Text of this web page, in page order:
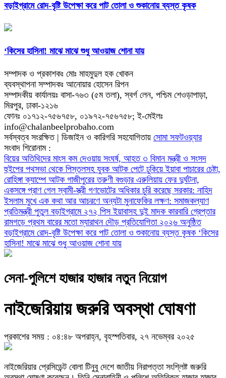
বড়াইগ্রামে রোদ-বৃষ্টি উপেক্ষা করে পাট তোলা ও শুকানোয় ব্যস্ত কৃষক
‘কিসের হাসিনা! মাঝে মাঝে শুধু আওয়াজ শোনা যায়
সম্পাদক ও প্রকাশকঃ মোঃ মাহমুদুল হক খোকন
ব্যবস্থাপনা সম্পাদকঃ আনোয়ার হোসেন রিপন
সম্পাদকীয় কার্যালয়ঃ বাসা-৭৬৩ (৫ম তলা), স্বর্গ লেন, পশ্চিম শেওড়াপাড়া,
মিরপুর, ঢাকা-১২১৬
ফোনঃ ০১৭১২-৭৫৬৭৫৮, ০১৯৭২-৭৫৬৭৫৮; ই-মেইলঃ
info@chalanbeelprobaho.com
সর্বস্বত্ব সংরক্ষিত | ডিজাইন ও কারিগরি সহযোগিতায় সোমা সফটওয়্যার
সংবাদ শিরোনাম :
বিয়ের অতিথিদের মাংস কম দেওয়ায় সংঘর্ষ, আহত ৩ বিমান মন্ত্রী ও সংসদ
হুইপের পথসভা থেকে পিস্তলসহ যুবক আটক পেটে ঢুকিয়ে ইয়াবা পাচারের চেষ্টা,
রোহিঙ্গা ক্যাম্পে আটক গাজীপুরের তরুণী বগুড়ার এরুলিয়ায় ফের দুর্ঘটনা,
একসঙ্গে প্রাণ গেল স্বামী-স্ত্রী গণভোটের অধিকার চুরি করেছে সরকার: নাহিদ
ইসলাম মুখে এক কথা আর আচরণে অন্যটা মুনাফেকির লক্ষণ: সমাজকল্যাণ
প্রতিমন্ত্রী পুতুল বড়াইগ্রামে ২৭২ পিস ইয়াবাসহ দুই মাদক কারবারি গ্রেপ্তার
রামগড়ে প্রথম বারের মতো ম্যারাথন দৌড় প্রতিযোগিতা ২০২৬ অনুষ্ঠিত
বড়াইগ্রামে রোদ-বৃষ্টি উপেক্ষা করে পাট তোলা ও শুকানোয় ব্যস্ত কৃষক ‘কিসের
হাসিনা! মাঝে মাঝে শুধু আওয়াজ শোনা যায়
সেনা-পুলিশে হাজার হাজার নতুন নিয়োগ
নাইজেরিয়ায় জরুরি অবস্থা ঘোষণা
প্রকাশের সময় : ০৪:৪৮ অপরাহ্ন, বৃহস্পতিবার, ২৭ নভেম্বর ২০২৫
নাইজেরিয়ার প্রেসিডেন্ট বোলা টিনুবু দেশে জাতীয় নিরাপত্তা সংশ্লিষ্ট জরুরি